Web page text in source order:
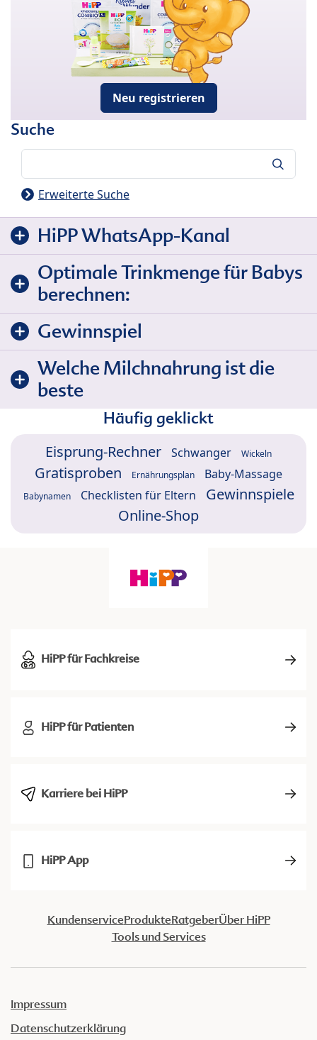
Neu registrieren
Suche
Erweiterte Suche
HiPP WhatsApp-Kanal
Optimale Trinkmenge für Babys
berechnen:
Gewinnspiel
Welche Milchnahrung ist die
beste
Häufig geklickt
Eisprung-Rechner Schwanger Wickeln
Gratisproben Ernährungsplan Baby-Massage
Babynamen Checklisten für Eltern
Gewinnspiele
Online-Shop
HiPP für Fachkreise
HiPP für Patienten
Karriere bei HiPP
HiPP App
KundenserviceProdukteRatgeberÜber HiPP
Tools und Services
Impressum
Datenschutzerklärung